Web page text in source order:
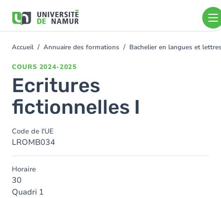
contenu
You
Accueil Annuaire des formations Bachelier en langues et
COURS 2024-2025
Ecritures
fictionnelles I
Code de l'UE
LROMB034
Horaire
30
Quadri 1